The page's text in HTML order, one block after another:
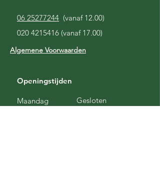
06 25277244 (vanaf 12.00)
020 4215416 (vanaf 17.00)
Algemene Voorwaarden
Openingstijden
Maandag
Gesloten